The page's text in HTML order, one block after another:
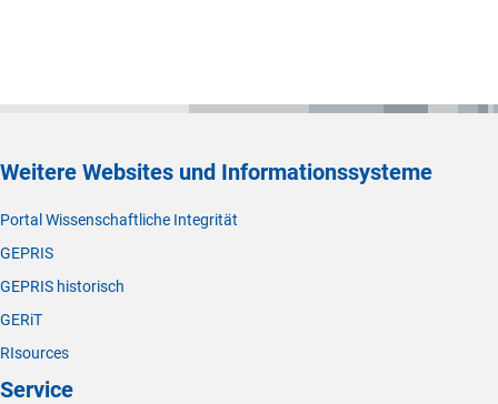
Weitere Websites und Informationssysteme
Portal Wissenschaftliche Integrität
GEPRIS
GEPRIS historisch
GERiT
RIsources
Service